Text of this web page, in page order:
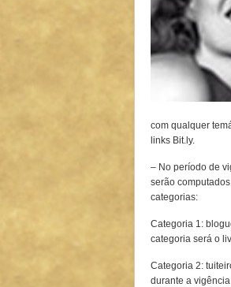
com qualquer
links Bit.ly.
– No período de
serão
categorias:
Categoria 1:
categoria será o
Categoria 2:
durante a